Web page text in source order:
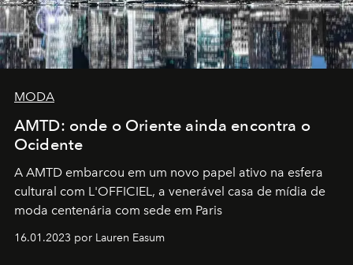
MODA
AMTD: onde o Oriente ainda encontra o
Ocidente
A AMTD embarcou em um novo papel ativo na esfera
cultural com L'OFFICIEL, a venerável casa de mídia de
moda centenária com sede em Paris
16.01.2023 por Lauren Easum